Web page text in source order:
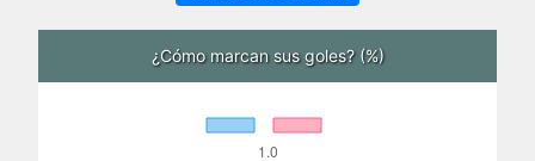
¿Cómo marcan sus goles? (%)